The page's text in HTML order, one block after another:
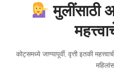
कोट्समध्ये जाण्यापूर्वी, वृत्ती इतकी